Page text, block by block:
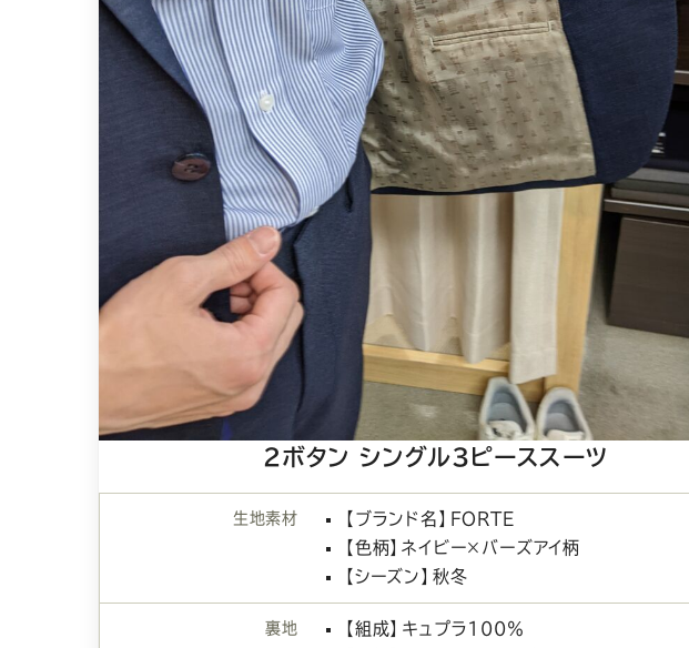
2ボタン シングル3ピーススーツ
生地素材
【ブランド名】FORTE
【色柄】ネイビー×バーズアイ柄
【シーズン】秋冬
裏地
【組成】キュプラ100％